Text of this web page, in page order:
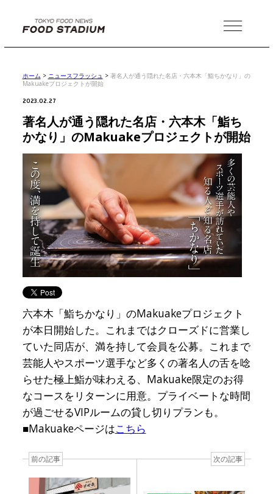
MENU
ホーム > ニュースフラッシュ > 著名人が通う隠れた名店・六本木「鮨ちかなり」の
Makuakeプロジェクトが開始
2023.02.27
著名人が通う隠れた名店・六本木「鮨ち
かなり」のMakuakeプロジェクトが開始
六本木「鮨ちかなり」のMakuakeプロジェクト
が本日開始した。これまではクローズドに営業し
ていた同店が、満を持して会員を公募。これまで
芸能人やスポーツ選手など多くの著名人の舌を唸
らせた極上鮨が味わえる、Makuake限定のお得
なコースをリターンに用意。プライベートな時間
が過ごせるVIPルームの貸し切りプランも。
■Makuakeページはこちら
前の記事 次の記事